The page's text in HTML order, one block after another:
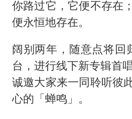
你路过它，它便不存在
便永恒地存在。
阔别两年，随意点将回
台，进行线下新专辑首
诚邀大家来一同聆听彼
心的「蝉鸣」。